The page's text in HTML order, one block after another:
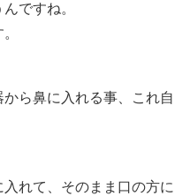
ですね。
ら鼻に入れる事、これ自
れて、そのまま口の方に